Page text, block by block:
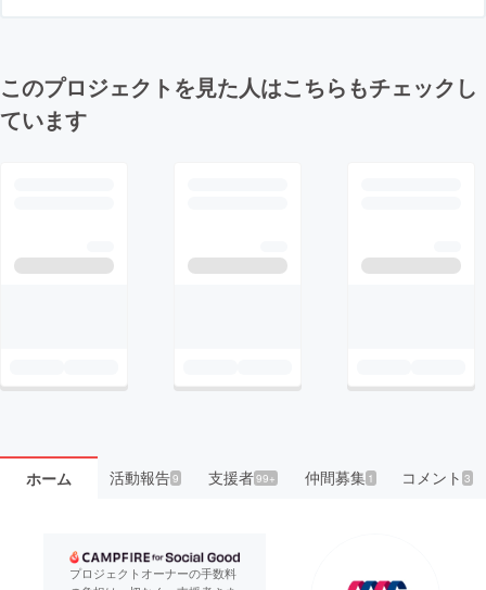
このプロジェクトを見た人はこちらもチェックし
ています
ホーム 活動報告9 支援者99+ 仲間募集 1 コメント3
プロジェクトオーナーの手数料